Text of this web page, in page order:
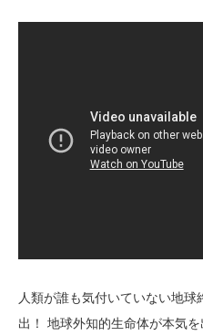
人類が誰も気付いていない地
出！ 地球外知的生命体が本気